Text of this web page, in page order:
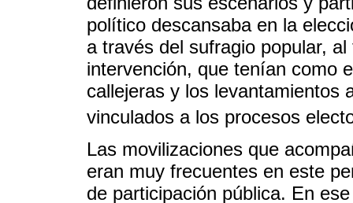
político descansaba en la
a través del sufragio popular,
intervención, que tenían como
callejeras y los levantamientos
vinculados a los procesos
Las movilizaciones que
eran muy frecuentes en este
de participación pública. En